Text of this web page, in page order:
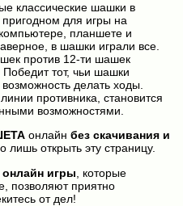
классические шашки в
для игры на
планшете и
в шашки играли все.
против 12-ти шашек
тот, чьи шашки
делать ходы.
противника, становится
возможностями.
онлайн без скачивания и
лишь открыть эту страницу.
онлайн игры , которые
позволяют приятно
от дел!